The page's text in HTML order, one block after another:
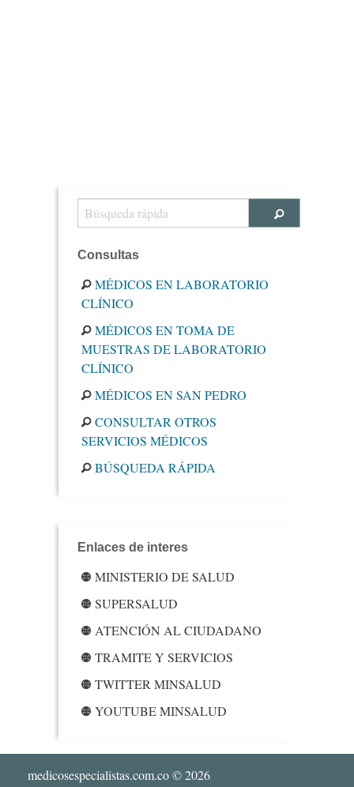
Consultas
MÉDICOS EN LABORATORIO
CLÍNICO
MÉDICOS EN TOMA DE
MUESTRAS DE LABORATORIO
CLÍNICO
MÉDICOS EN SAN PEDRO
CONSULTAR OTROS
SERVICIOS MÉDICOS
BÚSQUEDA RÁPIDA
Enlaces de interes
MINISTERIO DE SALUD
SUPERSALUD
ATENCIÓN AL CIUDADANO
TRAMITE Y SERVICIOS
TWITTER MINSALUD
YOUTUBE MINSALUD
medicosespecialistas.com.co© 2026